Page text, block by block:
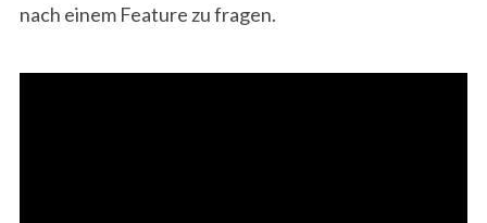
nach einem Feature zu fragen.